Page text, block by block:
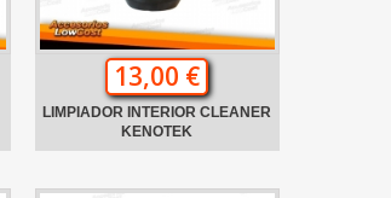
13,00 €
LIMPIADOR INTERIOR CLEANER
KENOTEK